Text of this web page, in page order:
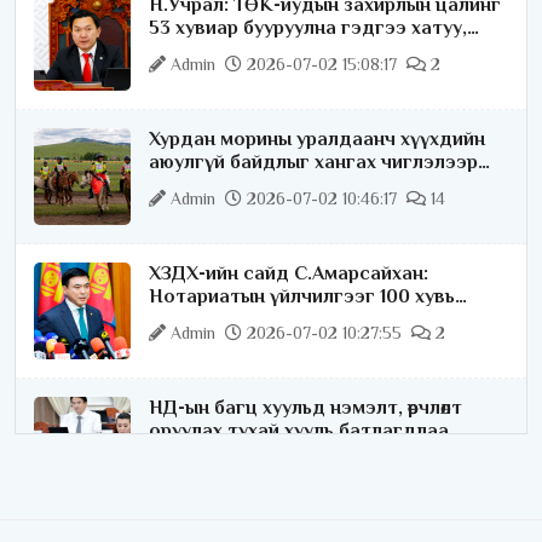
Н.Учрал: ТӨК-иудын захирлын цалинг
53 хувиар бууруулна гэдгээ хатуу,
хариуцлагатайгаар хэлье
Admin 2026-07-02 15:08:17 2
Хурдан морины уралдаанч хүүхдийн
аюулгүй байдлыг хангах чиглэлээр
ажиллаж байна
Admin 2026-07-02 10:46:17 14
ХЗДХ-ийн сайд С.Амарсайхан:
Нотариатын үйлчилгээг 100 хувь
цахимжуулна
Admin 2026-07-02 10:27:55 2
НД-ын багц хуульд нэмэлт, өөрчлөлт
оруулах тухай хууль батлагдлаа